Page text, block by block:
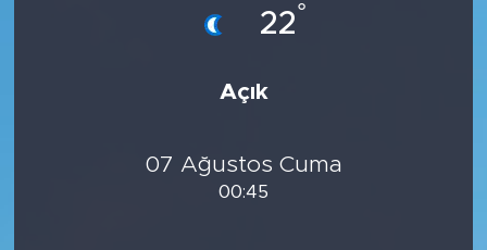
22°
Açık
07 Ağustos Cuma
00:45